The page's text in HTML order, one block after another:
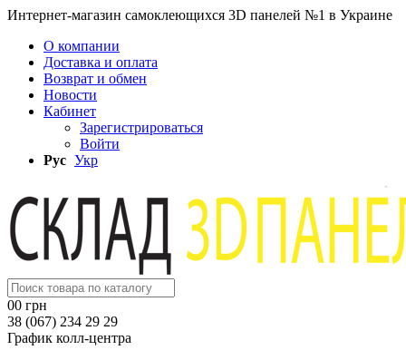
Интернет-магазин самоклеющихся 3D панелей №1 в Украине
О компании
Доставка и оплата
Возврат и обмен
Новости
Кабинет
Зарегистрироваться
Войти
Рус Укр
00 грн
38 (067) 234 29 29
График колл-центра